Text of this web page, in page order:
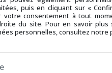
puis en cliquant sur «
consentement à tout
du site. Pour en savoir plus
personnelles, consultez notre